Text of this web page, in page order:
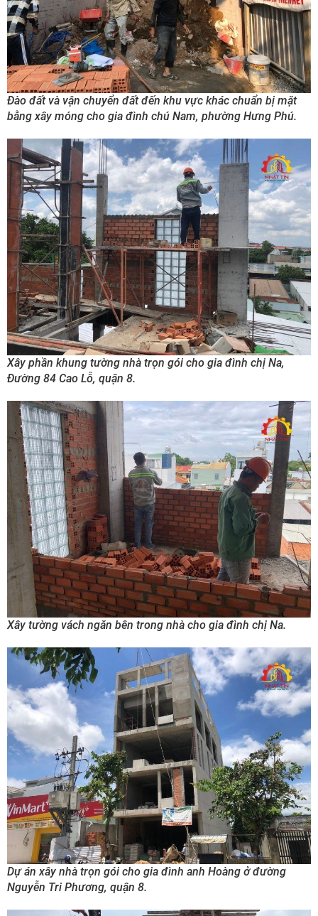
Đào đất và vận chuyển đất đến khu vực khác chuẩn bị mặt
bằng xây móng cho gia đình chú Nam, phường Hưng Phú.
Xây phần khung tường nhà trọn gói cho gia đình chị Na,
Đường 84 Cao Lỗ, quận 8.
Xây tường vách ngăn bên trong nhà cho gia đình chị Na.
Dự án xây nhà trọn gói cho gia đình anh Hoàng ở đường
Nguyễn Tri Phương, quận 8.